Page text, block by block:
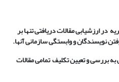
ارزشیابی مقالات دریافتی تنها بر
نویسندگان و وابستگی سازمانی آنها.
بررسی و تعیین تکلیف تمامی مقالات